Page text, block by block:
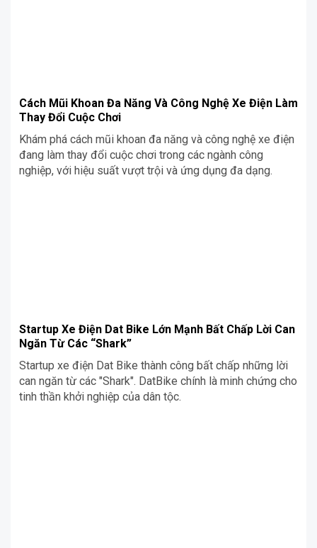
Cách Mũi Khoan Đa Năng Và Công Nghệ Xe Điện Làm
Thay Đổi Cuộc Chơi
Khám phá cách mũi khoan đa năng và công nghệ xe điện
đang làm thay đổi cuộc chơi trong các ngành công
nghiệp, với hiệu suất vượt trội và ứng dụng đa dạng.
Startup Xe Điện Dat Bike Lớn Mạnh Bất Chấp Lời Can
Ngăn Từ Các “Shark”
Startup xe điện Dat Bike thành công bất chấp những lời
can ngăn từ các "Shark". DatBike chính là minh chứng cho
tinh thần khởi nghiệp của dân tộc.